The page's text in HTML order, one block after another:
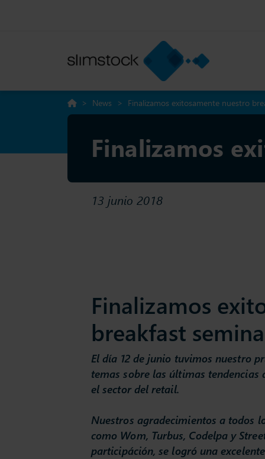
> News > Finalizamos exitosamente nuestro
Finalizamos
13 junio 2018
Finalizamos
breakfast
El día 12 de junio tuvimos nuestro
temas sobre las últimas
el sector del retail.
Nuestros agradecimientos a todos
como Wom, Turbus, Codelpa y
participáción, se logró una